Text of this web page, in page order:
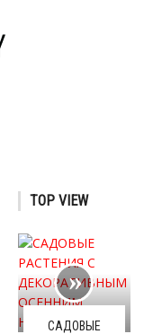
TOP VIEW
САДОВЫЕ